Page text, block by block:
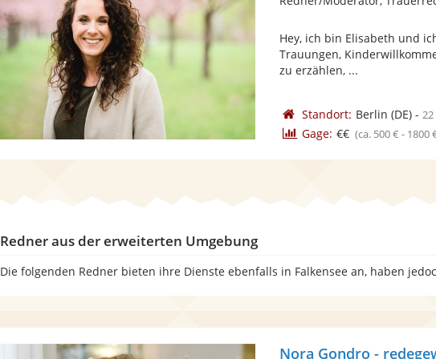
Hey, ich bin Elisabeth und
Trauungen,
zu erzählen, ...
Standort: Berlin (DE)-
Gage: €€ (ca. 500 € -
Redner aus der erweiterten Umgebung
Die folgenden Redner bieten ihre Dienste ebenfalls in Falkensee an, haben
Nora Gondro -